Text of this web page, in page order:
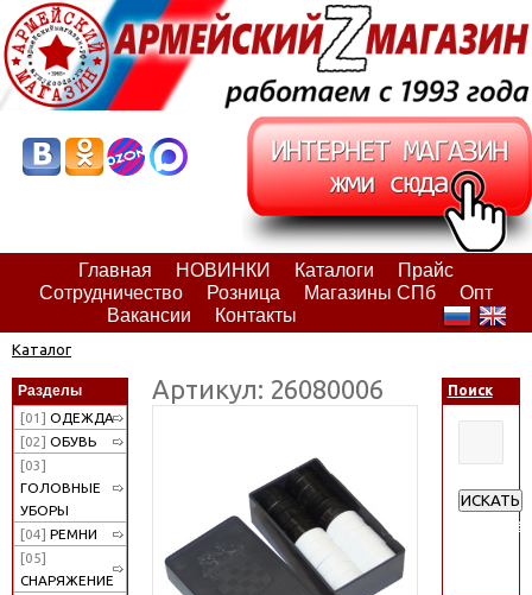
Главная НОВИНКИ Каталоги
Прайс
Сотрудничество
Розница Магазины СПб
Опт
Вакансии
Контакты
Каталог
Разделы
[01] ОДЕЖДА
[02] ОБУВЬ
[03]
ГОЛОВНЫЕ
УБОРЫ
[04] РЕМНИ
[05]
СНАРЯЖЕНИЕ
Артикул: 26080006 Поиск
ИСКАТЬ